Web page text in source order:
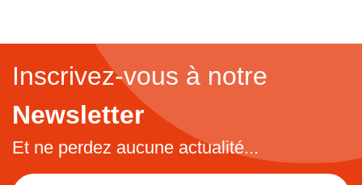
Inscrivez-vous à notre
Newsletter
Et ne perdez aucune actualité...